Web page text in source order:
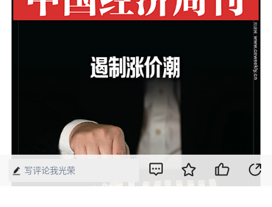
写评论我光荣